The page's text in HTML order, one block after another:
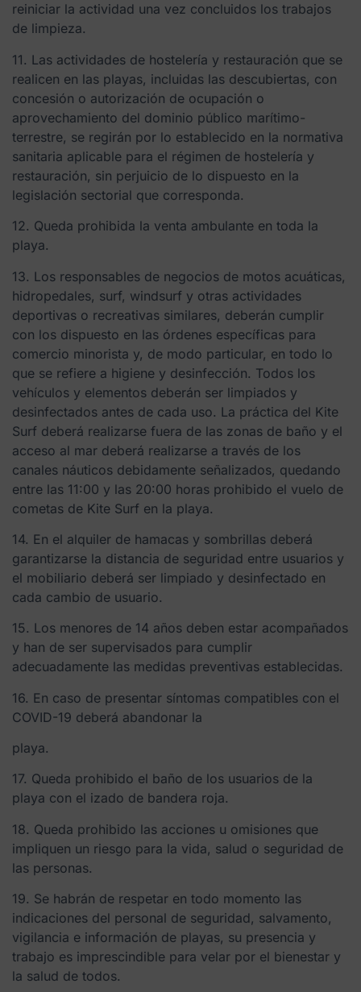
reiniciar la actividad una vez concluidos los trabajos
de limpieza.
11. Las actividades de hostelería y restauración que se
realicen en las playas, incluidas las descubiertas, con
concesión o autorización de ocupación o
aprovechamiento del dominio público marítimo-
terrestre, se regirán por lo establecido en la normativa
sanitaria aplicable para el régimen de hostelería y
restauración, sin perjuicio de lo dispuesto en la
legislación sectorial que corresponda.
12. Queda prohibida la venta ambulante en toda la
playa.
13. Los responsables de negocios de motos acuáticas,
hidropedales, surf, windsurf y otras actividades
deportivas o recreativas similares, deberán cumplir
con los dispuesto en las órdenes específicas para
comercio minorista y, de modo particular, en todo lo
que se refiere a higiene y desinfección. Todos los
vehículos y elementos deberán ser limpiados y
desinfectados antes de cada uso. La práctica del Kite
Surf deberá realizarse fuera de las zonas de baño y el
acceso al mar deberá realizarse a través de los
canales náuticos debidamente señalizados, quedando
entre las 11:00 y las 20:00 horas prohibido el vuelo de
cometas de Kite Surf en la playa.
14. En el alquiler de hamacas y sombrillas deberá
garantizarse la distancia de seguridad entre usuarios y
el mobiliario deberá ser limpiado y desinfectado en
cada cambio de usuario.
15. Los menores de 14 años deben estar acompañados
y han de ser supervisados para cumplir
adecuadamente las medidas preventivas establecidas.
16. En caso de presentar síntomas compatibles con el
COVID-19 deberá abandonar la
playa.
17. Queda prohibido el baño de los usuarios de la
playa con el izado de bandera roja.
18. Queda prohibido las acciones u omisiones que
impliquen un riesgo para la vida, salud o seguridad de
las personas.
19. Se habrán de respetar en todo momento las
indicaciones del personal de seguridad, salvamento,
vigilancia e información de playas, su presencia y
trabajo es imprescindible para velar por el bienestar y
la salud de todos.